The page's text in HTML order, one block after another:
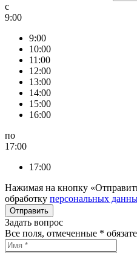
c
9:00
9:00
10:00
11:00
12:00
13:00
14:00
15:00
16:00
по
17:00
17:00
Нажимая на кнопку
обработку персональных
Задать вопрос
Все поля, отмеченные *